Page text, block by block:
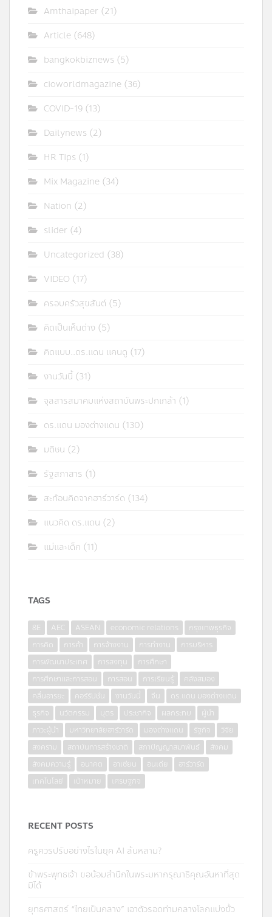
Amthaipaper (21)
Article (648)
bangkokbiznews (5)
cioworldmagazine (36)
COVID-19 (13)
Dailynews (2)
HR Tips (1)
Mix Magazine (34)
Nation (2)
slider (4)
Uncategorized (38)
VIDEO (17)
ครอบครัวสุขสันต์ (5)
คิดเป็นเห็นต่าง (5)
คิดแบบ..ดร.แดน แคนดู (17)
งานวันนี้ (31)
จุลสารสมาคมแห่งสถาบันพระปกเกล้า (1)
ดร.แดน มองต่างแดน (130)
มติชน (2)
รัฐสภาสาร (1)
สะท้อนคิดจากฮาร์วาร์ด (134)
แนวคิด ดร.แดน (2)
แม่และเด็ก (11)
TAGS
8E AEC ASEAN economic relations
กรุงเทพธุรกิจ
การคิด
การค้า การจ้างงาน การทำงาน
การบริหาร
การพัฒนาประเทศ
การลงทุน
การศึกษา
การศึกษาและการสอน
การสอน การเรียนรู้
คลังสมอง
คลื่นอารยะ
คอร์รัปชั่น งานวันนี้ จีน
ดร.แดน มองต่างแดน
ธุรกิจ
นวัตกรรม บุตร ประชากิจ ผลกระทบ
ผู้นำ
ภาวะผู้นำ
มหาวิทยาลัยฮาร์วาร์ด มองต่างแดน รัฐกิจ
วิจัย
สงคราม
สถาบันการสร้างชาติ สภาปัญญาสมาพันธ์
สังคม
สังคมความรู้
อนาคต อาเซียน อินเดีย
ฮาร์วาร์ด
เทคโนโลยี
เป้าหมาย เศรษฐกิจ
RECENT POSTS
ครูควรปรับอย่างไรในยุค AI ล้นหลาม?
ข้าพระพุทธเจ้า ขอน้อมสำนึกในพระมหากรุณาธิคุณอันหาที่สุด
มิได้
ยุทธศาสตร์ “ไทยเป็นกลาง” เอาตัวรอดท่ามกลางโลกแบ่งขั้ว